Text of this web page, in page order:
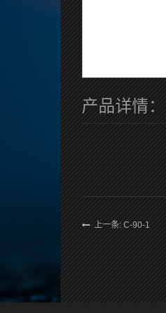
产品详情：
上一条: C-90-1